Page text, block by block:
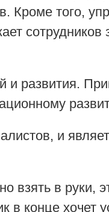
Кроме того,
сотрудников
и развития.
и
взять в руки,
в конце хочет